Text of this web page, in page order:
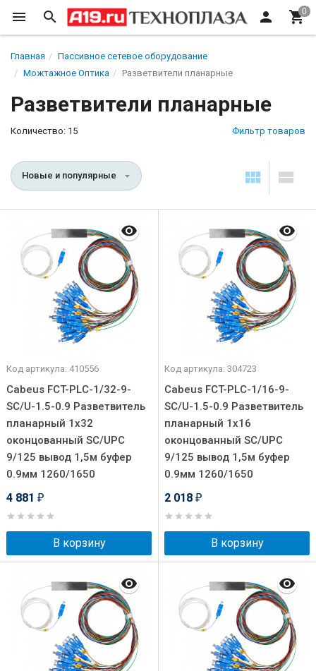
Главная
Пассивное сетевое оборудование
Можтажное Оптика
Разветвители планарные
Разветвители планарные
Количество: 15 Фильтр товаров
Новые и популярные
Код артикула: 410556
Cabeus FCT-PLC-1/32-9-
SC/U-1.5-0.9 Разветвитель
планарный 1х32
оконцованный SC/UPC
9/125 вывод 1,5м буфер
0.9мм 1260/1650
4 881 ₽
В корзину
Код артикула: 304723
Cabeus FCT-PLC-1/16-9-
SC/U-1.5-0.9 Разветвитель
планарный 1х16
оконцованный SC/UPC
9/125 вывод 1,5м буфер
0.9мм 1260/1650
2 018 ₽
В корзину